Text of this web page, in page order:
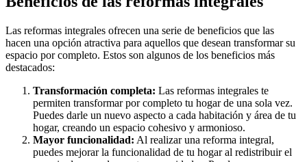
Las reformas integrales ofrecen una serie de beneficios que las
hacen una opción atractiva para aquellos que desean transformar su
espacio por completo. Estos son algunos de los beneficios más
destacados:
Transformación completa: Las reformas integrales te
permiten transformar por completo tu hogar de una sola vez.
Puedes darle un nuevo aspecto a cada habitación y área de tu
hogar, creando un espacio cohesivo y armonioso.
Mayor funcionalidad: Al realizar una reforma integral,
puedes mejorar la funcionalidad de tu hogar al redistribuir el